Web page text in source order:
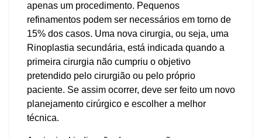
apenas um procedimento. Pequenos
refinamentos podem ser necessários em torno de
15% dos casos. Uma nova cirurgia, ou seja, uma
Rinoplastia secundária, está indicada quando a
primeira cirurgia não cumpriu o objetivo
pretendido pelo cirurgião ou pelo próprio
paciente. Se assim ocorrer, deve ser feito um novo
planejamento cirúrgico e escolher a melhor
técnica.